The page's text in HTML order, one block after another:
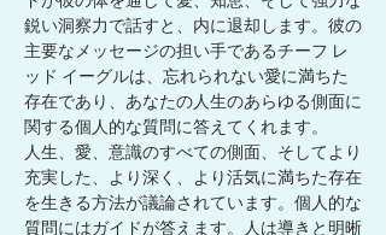
鋭い洞察力で話すと、内に退却します。彼の
主要なメッセージの担い手であるチーフ レ
ッド イーグルは、忘れられない愛に満ちた
存在であり、あなたの人生のあらゆる側面に
関する個人的な質問に答えてくれます。
人生、愛、意識のすべての側面、そしてより
充実した、より深く、より活気に満ちた存在
を生きる方法が議論されています。個人的な
質問にはガイドが答えます。人は導きと明晰